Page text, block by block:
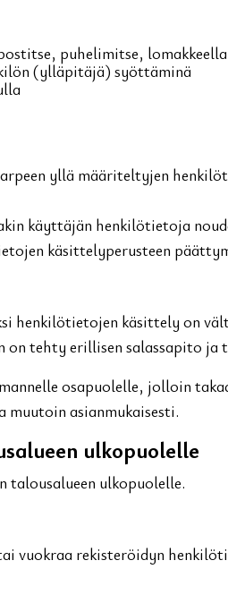
puhelimitse,
(ylläpitäjä) syöttäminä
yllä määriteltyjen
käyttäjän henkilötietoja
käsittelyperusteen
henkilötietojen käsittely on
on tehty erillisen salassapito
osapuolelle, jolloin
muutoin asianmukaisesti.
ulkopuolelle
talousalueen ulkopuolelle.
vuokraa rekisteröidyn